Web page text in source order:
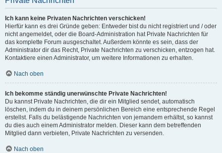
Ich kann keine Privaten Nachrichten verschicken!
Hierfür kann es drei Gründe geben: Entweder bist du nicht registriert und / oder
nicht angemeldet, oder die Board-Administration hat Private Nachrichten für
das komplette Forum ausgeschaltet. Außerdem könnte es sein, dass der
Administrator dir das Recht, Private Nachrichten zu verschicken, entzogen hat.
Kontaktiere einen Administrator, um weitere Informationen zu erhalten.
Nach oben
Ich bekomme ständig unerwünschte Private Nachrichten!
Du kannst Private Nachrichten, die dir ein Mitglied sendet, automatisch
löschen, indem du in deinem persönlichen Bereich eine entsprechende Regel
erstellst. Falls du belästigende Nachrichten von jemandem erhältst, so kannst
du dies auch einem Administrator melden. Dieser kann dem betreffenden
Mitglied dann verbieten, Private Nachrichten zu versenden.
Nach oben